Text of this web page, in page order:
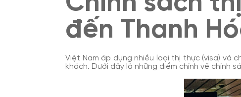
đến Thanh
Việt Nam áp dụng nhiều loại thị thực (visa) và
khách. Dưới đây là những điểm chính về chính